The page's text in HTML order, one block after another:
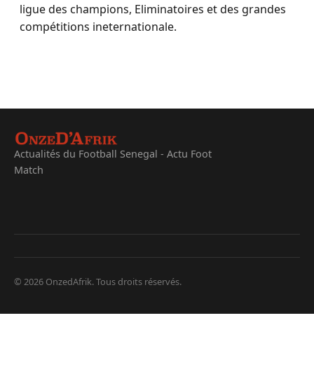
ligue des champions, Eliminatoires et des grandes
compétitions ineternationale.
Actualités du Football Senegal - Actu Foot
Match
© 2026 OnzedAfrik. Tous droits réservés.